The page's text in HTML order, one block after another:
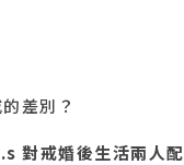
差別？
對戒婚後生活兩人